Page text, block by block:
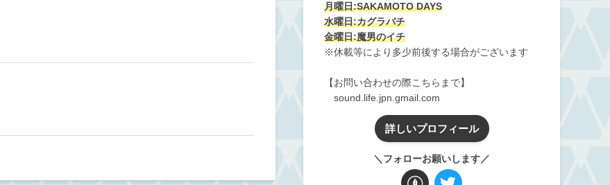
月曜日:SAKAMOTO DAYS
水曜日:カグラバチ
金曜日:魔男のイチ
※休載等により多少前後する場合がございます
【お問い合わせの際こちらまで】
sound.life.jpn.gmail.com
詳しいプロフィール
＼フォローお願いします／